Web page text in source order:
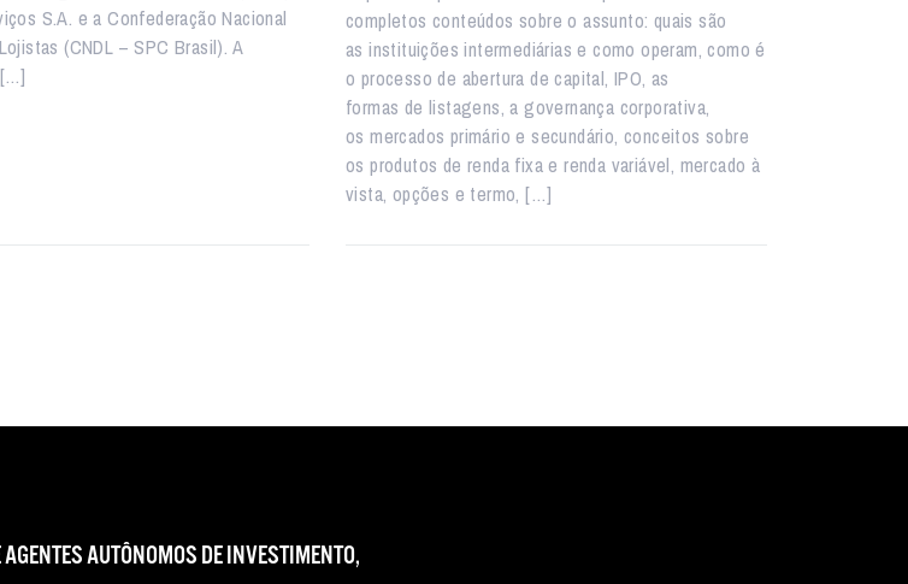
S.A. e a Confederação Nacional
(CNDL – SPC Brasil). A
completos conteúdos sobre o assunto: quais são
as instituições intermediárias e como operam, como é
o processo de abertura de capital, IPO, as
formas de listagens, a governança corporativa,
os mercados primário e secundário, conceitos sobre
os produtos de renda fixa e renda variável, mercado à
vista, opções e termo, […]
AUTÔNOMOS DE INVESTIMENTO,